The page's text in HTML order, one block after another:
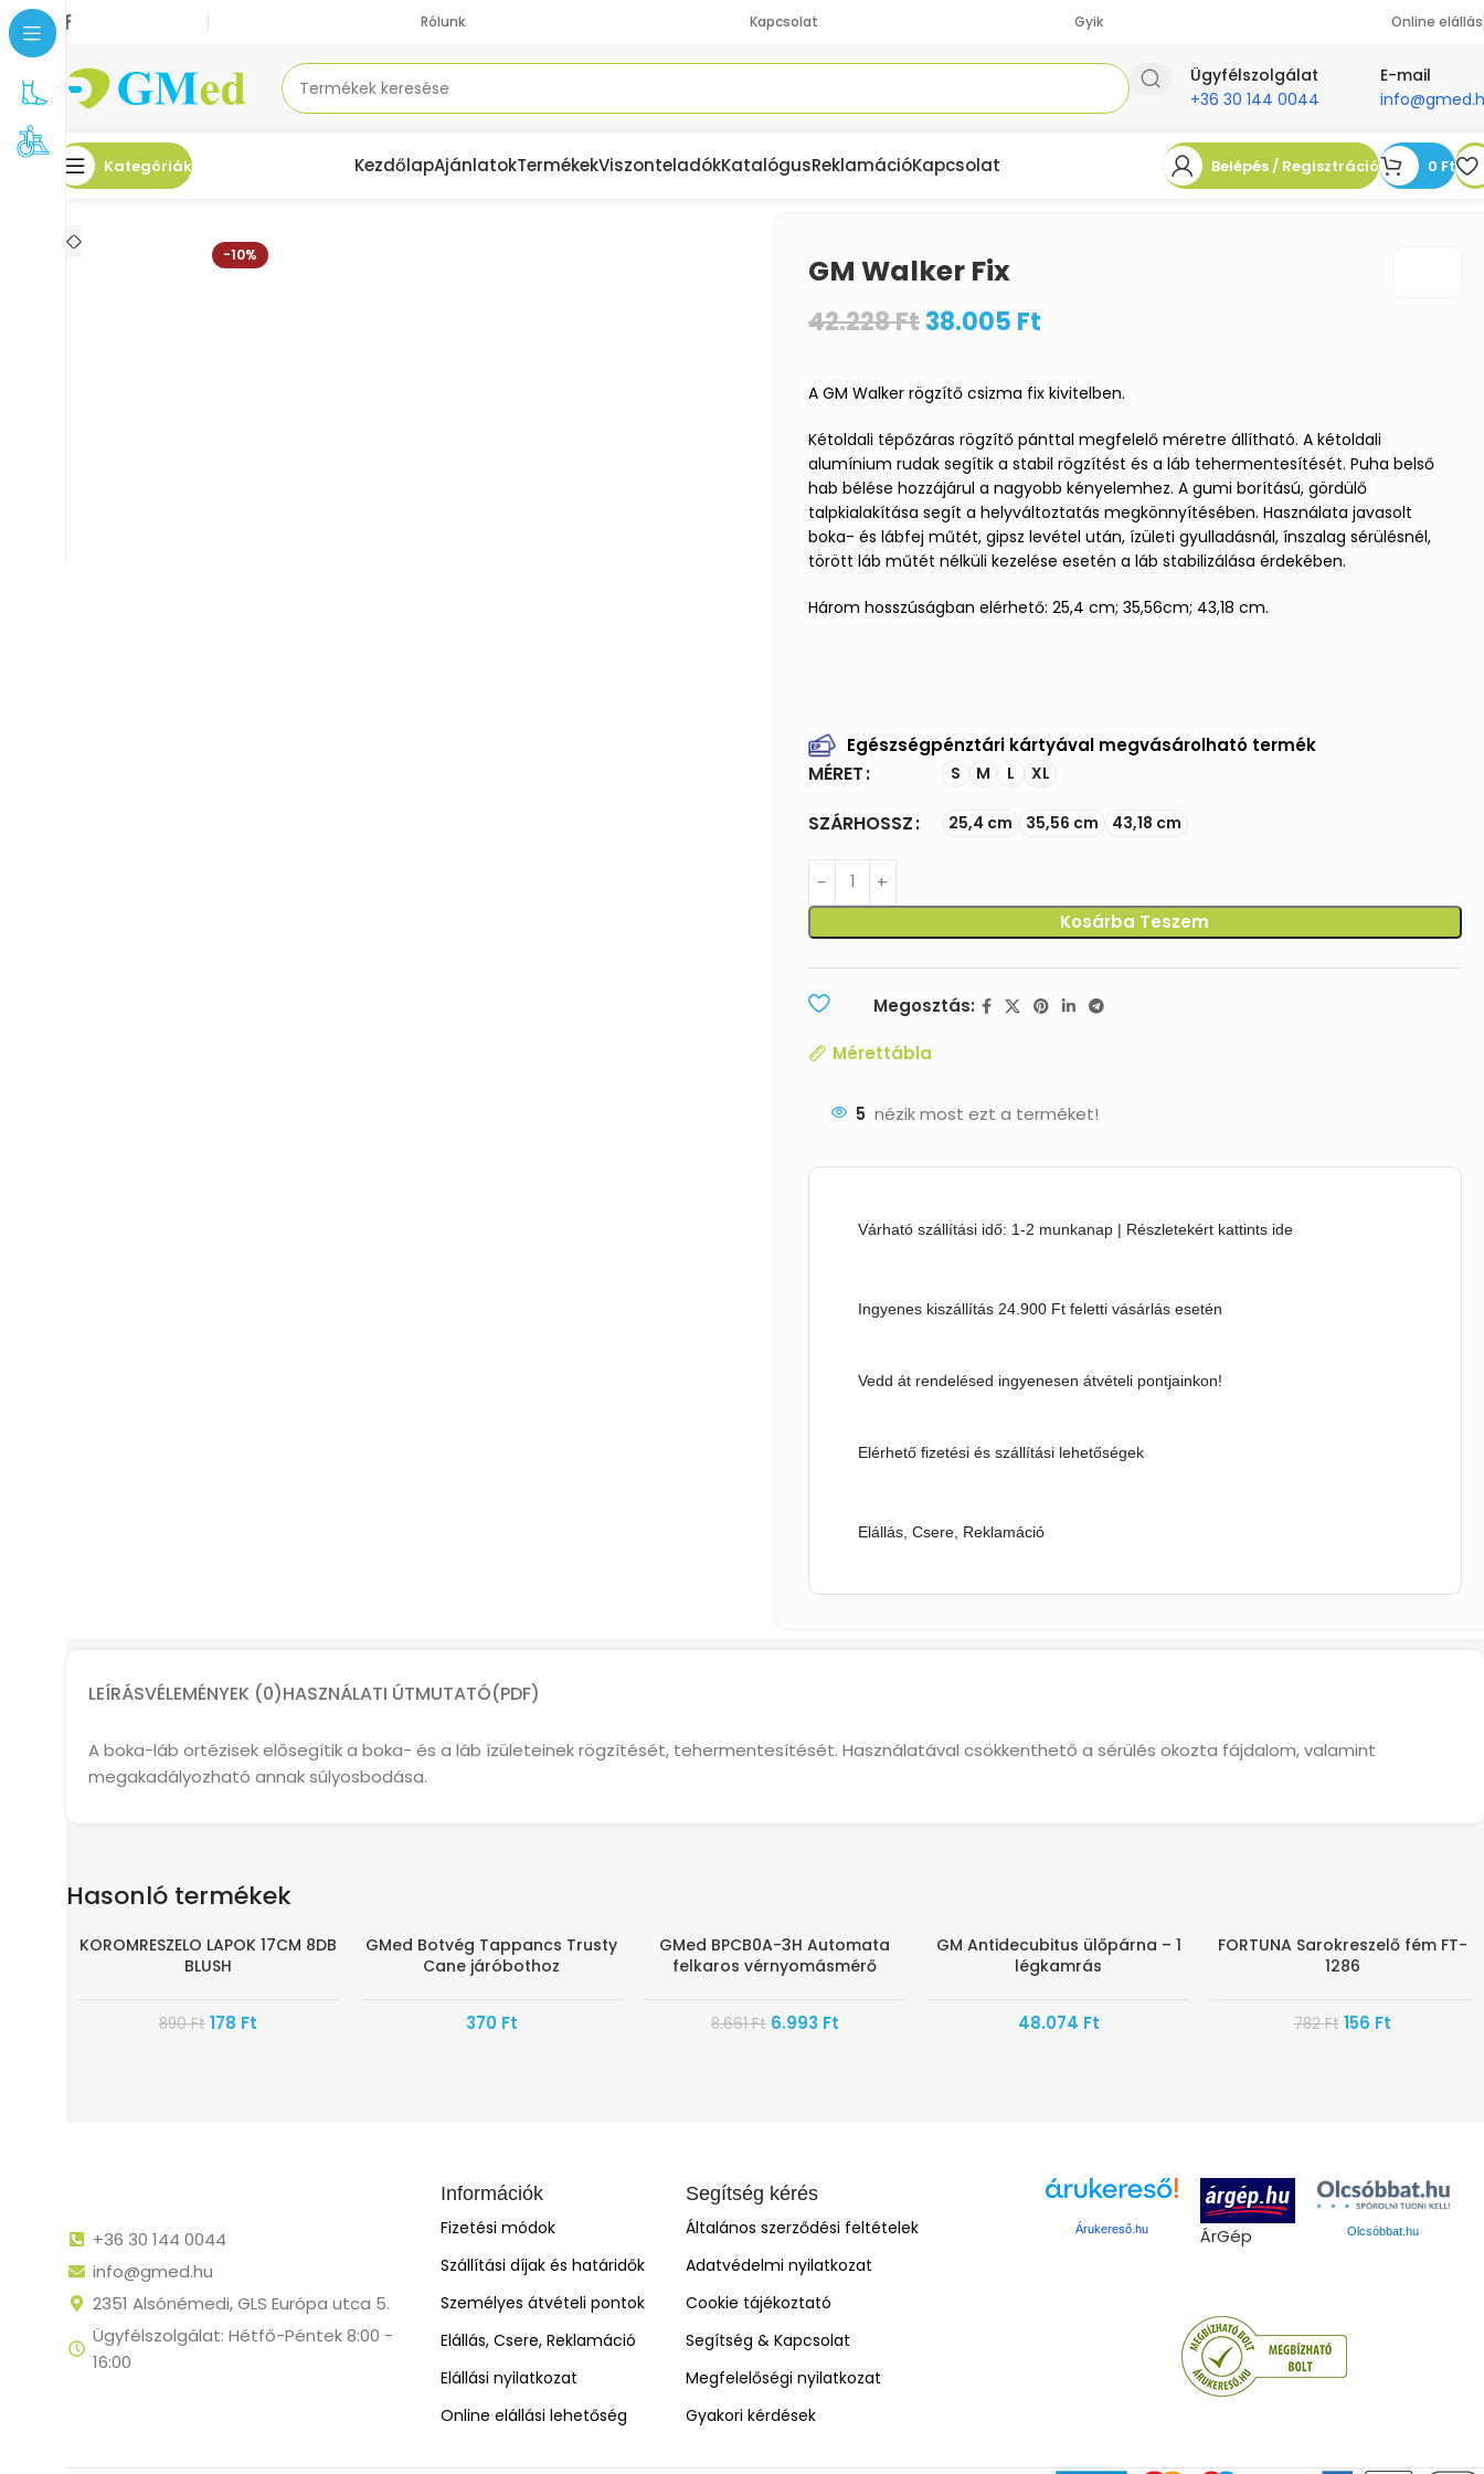
Rólunk Kapcsolat Gyik Online elállás
Ügyfélszolgálat
+36 30 144 0044
E-mail
Kategóriák KezdőlapAjánlatokTermékekViszonteladókKatalógusReklamációKapcsolat Belépés / Regisztráció 0 Ft
Kezdőlap Ortézisek, sínek, gipszek
-10% GM Walker Fix
42.228Ft38.005 Ft
A GM Walker rögzítő csizma fix kivitelben.
Kétoldali tépőzáras rögzítő pánttal megfelelő méretre állítható. A kétoldali
alumínium rudak segítik a stabil rögzítést és a láb tehermentesítését. Puha belső
hab bélése hozzájárul a nagyobb kényelemhez. A gumi borítású, gördülő
talpkialakítása segít a helyváltoztatás megkönnyítésében. Használata javasolt
boka- és lábfej műtét, gipsz levétel után, ízületi gyulladásnál, ínszalag sérülésnél,
törött láb műtét nélküli kezelése esetén a láb stabilizálása érdekében.
Három hosszúságban elérhető: 25,4 cm; 35,56cm; 43,18 cm.
Egészségpénztári kártyával megvásárolható termék
MÉRET S M L XL
SZÁRHOSSZ 25,4 cm 35,56 cm 43,18 cm
Kosárba Teszem
Megosztás:
Mérettábla
5 nézik most ezt a terméket!
Várható szállítási idő: 1-2 munkanap | Részletekért kattints ide
Ingyenes kiszállítás 24.900 Ft feletti vásárlás esetén
Vedd át rendelésed ingyenesen átvételi pontjainkon!
Elérhető fizetési és szállítási lehetőségek
Elállás, Csere, Reklamáció
LEÍRÁSVÉLEMÉNYEK (0)HASZNÁLATI ÚTMUTATÓ(PDF)
A boka-láb ortézisek elősegítik a boka- és a láb ízületeinek rögzítését, tehermentesítését. Használatával csökkenthető a sérülés okozta fájdalom, valamint
megakadályozható annak súlyosbodása.
Hasonló termékek
-80%
KOROMRESZELO LAPOK 17CM 8DB
BLUSH
890Ft 178 Ft
GMed Botvég Tappancs Trusty
Cane járóbothoz
370 Ft
-19%
GMed BPCB0A-3H Automata
felkaros vérnyomásmérő
8.661Ft 6.993 Ft
HAMAROSAN ÉRKEZIK
GM Antidecubitus ülőpárna – 1
légkamrás
48.074 Ft
-80%
FORTUNA Sarokreszelő fém FT-
1286
782Ft 156 Ft
+36 30 144 0044
info@gmed.hu
2351 Alsónémedi, GLS Európa utca 5.
Ügyfélszolgálat: Hétfő-Péntek 8:00 -
16:00
Információk
Fizetési módok
Szállítási díjak és határidők
Személyes átvételi pontok
Elállás, Csere, Reklamáció
Elállási nyilatkozat
Online elállási lehetőség
Segítség kérés
Általános szerződési feltételek
Adatvédelmi nyilatkozat
Cookie tájékoztató
Segítség & Kapcsolat
Megfelelőségi nyilatkozat
Gyakori kérdések
Árukereső.hu ÁrGép Olcsóbbat.hu